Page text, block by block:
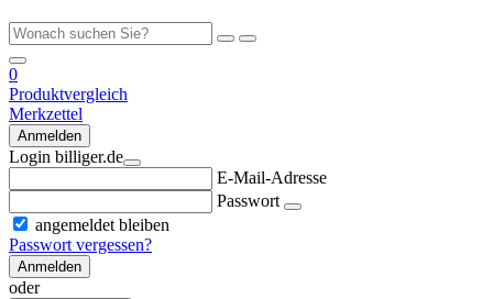
0
Produktvergleich
Merkzettel
Anmelden
Login billiger.de
E-Mail-Adresse
Passwort
angemeldet bleiben
Passwort vergessen?
Anmelden
oder